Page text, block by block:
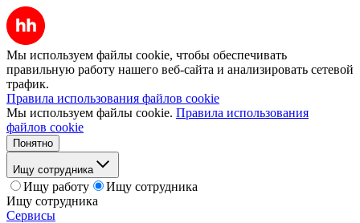
Мы используем файлы cookie, чтобы обеспечивать
правильную работу нашего веб-сайта и анализировать сетевой
трафик.
Правила использования файлов cookie
Мы используем файлы cookie. Правила использования
файлов cookie
Понятно
Ищу сотрудника
Ищу работу
Ищу сотрудника
Ищу сотрудника
Сервисы